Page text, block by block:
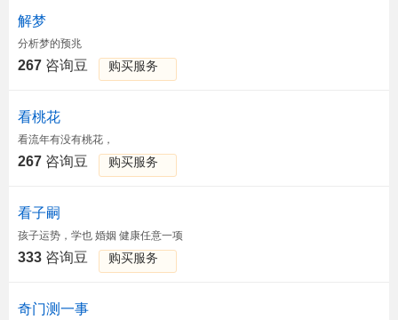
解梦
分析梦的预兆
267 咨询豆 购买服务
看桃花
看流年有没有桃花，
267 咨询豆 购买服务
看子嗣
孩子运势，学也 婚姻 健康任意一项
333 咨询豆 购买服务
奇门测一事